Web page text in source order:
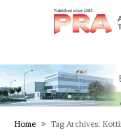
Home Tag Archives: